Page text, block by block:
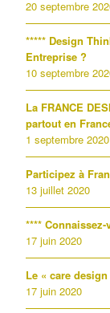
20 septembre
***** Design
Entreprise ?
10 septembre
La FRANCE
partout en
1 septembre 2020
Participez à
13 juillet 2020
****
17 juin 2020
Le « care
17 juin 2020